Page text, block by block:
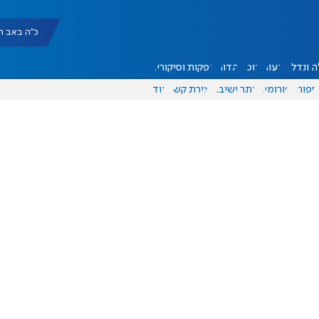
כ"ה באב תשפ"ו
ונדל"ן דעות אוכל יהדות הפקות וסיקורים
ספורט פורומים אתר ישיבה יצירת קשר עוד